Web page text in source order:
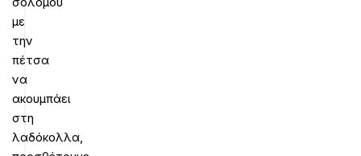
με
την
πέτσα
να
ακουμπάει
στη
λαδόκολλα,